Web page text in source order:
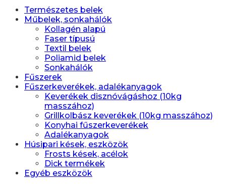
Természetes belek
Műbelek, sonkahálók
Kollagén alapú
Faser típusú
Textil belek
Poliamid belek
Sonkahálók
Fűszerek
Fűszerkeverékek, adalékanyagok
Keverékek disznóvágáshoz (10kg
masszához)
Grillkolbász keverékek (10kg masszához)
Konyhai fűszerkeverékek
Adalékanyagok
Húsipari kések, eszközök
Frosts kések, acélok
Dick termékek
Egyéb eszközök